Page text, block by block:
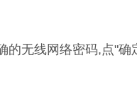
的无线网络密码,点"确